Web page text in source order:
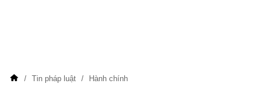
Tin pháp luật Hành chính